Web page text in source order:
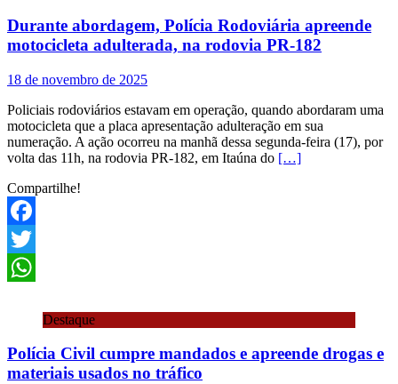
Durante abordagem, Polícia Rodoviária apreende
motocicleta adulterada, na rodovia PR-182
18 de novembro de 2025
Policiais rodoviários estavam em operação, quando abordaram uma
motocicleta que a placa apresentação adulteração em sua
numeração. A ação ocorreu na manhã dessa segunda-feira (17), por
volta das 11h, na rodovia PR-182, em Itaúna do […]
Compartilhe!
Facebook
Twitter
Destaque
Polícia Civil cumpre mandados e apreende drogas e
materiais usados no tráfico